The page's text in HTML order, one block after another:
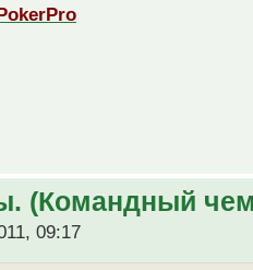
(Командный
09:17